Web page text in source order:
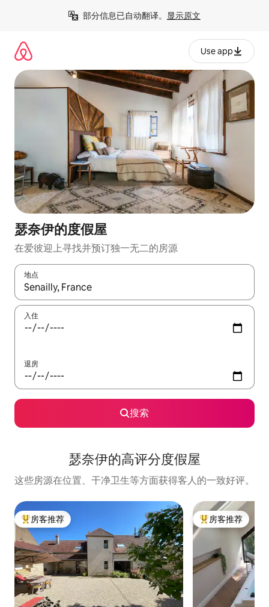
部分信息已自动翻译。 显示原文
Use app
瑟奈伊的度假屋
在爱彼迎上寻找并预订独一无二的房源
地点
如有搜索结果，请使用上下方向键查看，或通过点击或滑动手势
入住
退房
搜索
瑟奈伊的高评分度假屋
这些房源在位置、干净卫生等方面获得客人的一致好评。
热门「房客推荐」
房客推荐 热门「房客推荐」
房客推荐